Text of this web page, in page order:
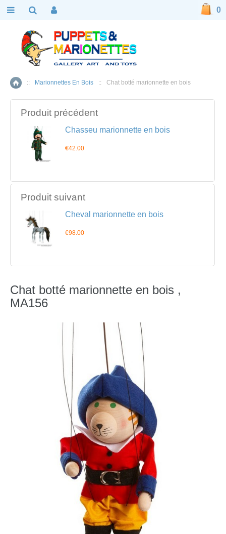
Accueil
:: Marionnettes En Bois :: Chat botté marionnette en bois
Produit précédent
Chasseu marionnette en bois
€42.00
Produit suivant
Cheval marionnette en bois
€98.00
Chat botté marionnette en bois ,
MA156
0